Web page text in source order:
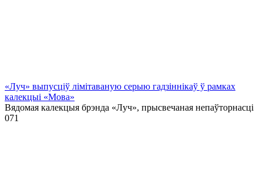
«Луч» выпусціў лiмiтаваную серыю гадзіннікаў ў рамках
калекцыі «Мова»
Вядомая калекцыя брэнда «Луч», прысвечаная непаўторнасці
071